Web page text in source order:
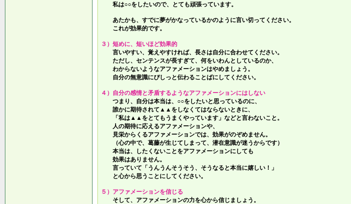
私は○○をしたいので、とても頑張っています。
あたかも、すでに夢がかなっているかのように言い切ってください。
これが効果的です。
３）短めに、短いほど効果的
言いやすい、覚えやすければ、長さは自分に合わせてください。
ただし、センテンスが長すぎて、何をいわんとしているのか、
わからないようなアファメーションはやめましょう。
自分の無意識にぴしっと伝わることばにしてください。
４）自分の感情と矛盾するようなアファメーションにはしない
つまり、自分は本当は、○○をしたいと思っているのに、
誰かに期待されて▲▲をしなくてはならないときに、
「私は▲▲をとてもうまくやっています」などと言わないこと。
人の期待に応えるアファメーションや、
見栄からくるアファメーションでは、効果がのぞめません。
（心の中で、葛藤が生じてしまって、潜在意識が迷うからです）
本当は、したくないことをアファメーションにしても
効果はありません。
言っていて 「うんうんそうそう、そうなると本当に嬉しい！」
と心から思うことにしてください。
５）アファメーションを信じる
そして、アファメーションの力を心から信じましょう。